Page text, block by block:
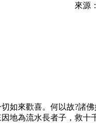
來源
來歡喜。何以故?諸佛
地為流水長者子，救